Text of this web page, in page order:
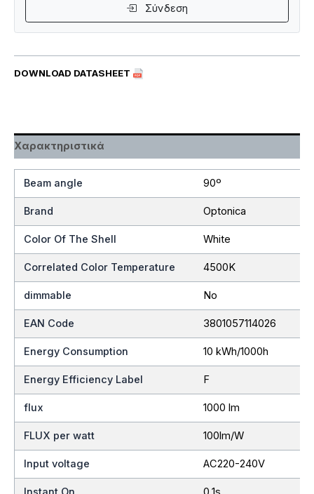
DOWNLOAD DATASHEET
Σύνδεση
Χαρακτηριστικά
Beam angle 90º
Brand Optonica
Color Of The Shell White
Correlated Color Temperature 4500K
dimmable No
EAN Code 3801057114026
Energy Consumption 10 kWh/1000h
Energy Efficiency Label F
flux 1000 lm
FLUX per watt 100lm/W
Input voltage AC220-240V